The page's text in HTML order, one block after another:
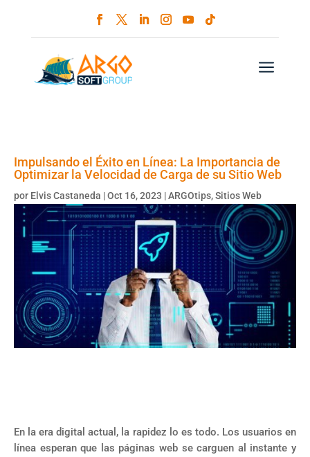
a
Impulsando el Éxito en Línea: La Importancia de
Optimizar la Velocidad de Carga de su Sitio Web
por Elvis Castaneda |Oct 16, 2023 |ARGOtips,Sitios Web
En la era digital actual, la rapidez lo es todo. Los usuarios en
línea esperan que las páginas web se carguen al instante y